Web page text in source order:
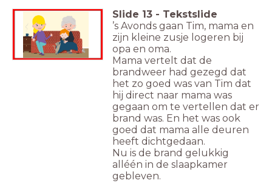
Slide 13 - Tekstslide
’s Avonds gaan Tim, mama en
zijn kleine zusje logeren bij
opa en oma.
Mama vertelt dat de
brandweer had gezegd dat
het zo goed was van Tim dat
hij direct naar mama was
gegaan om te vertellen dat er
brand was. En het was ook
goed dat mama alle deuren
heeft dichtgedaan.
Nu is de brand gelukkig
alléén in de slaapkamer
gebleven.